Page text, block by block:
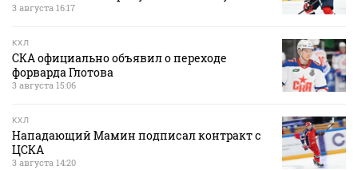
3 августа 16:17
КХЛ
СКА официально объявил о переходе
форварда Глотова
3 августа 15:06
КХЛ
Нападающий Мамин подписал контракт с
ЦСКА
3 августа 14:20